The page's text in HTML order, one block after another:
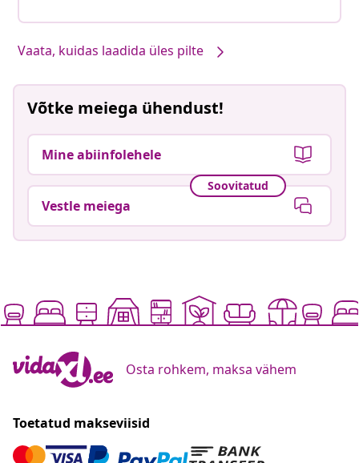
Vaata, kuidas laadida üles pilte
Võtke meiega ühendust!
Mine abiinfolehele
Soovitatud
Vestle meiega
Osta rohkem, maksa vähem
Toetatud makseviisid